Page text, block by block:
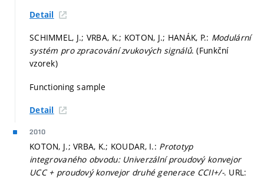
Detail
SCHIMMEL, J.; VRBA, K.; KOTON, J.; HANÁK, P.: Modulární
systém pro zpracování zvukových signálů. (Funkční
vzorek)
Functioning sample
Detail
2010
KOTON, J.; VRBA, K.; KOUDAR, I.: Prototyp
integrovaného obvodu: Univerzální proudový konvejor
UCC + proudový konvejor druhé generace CCII+/-. URL: